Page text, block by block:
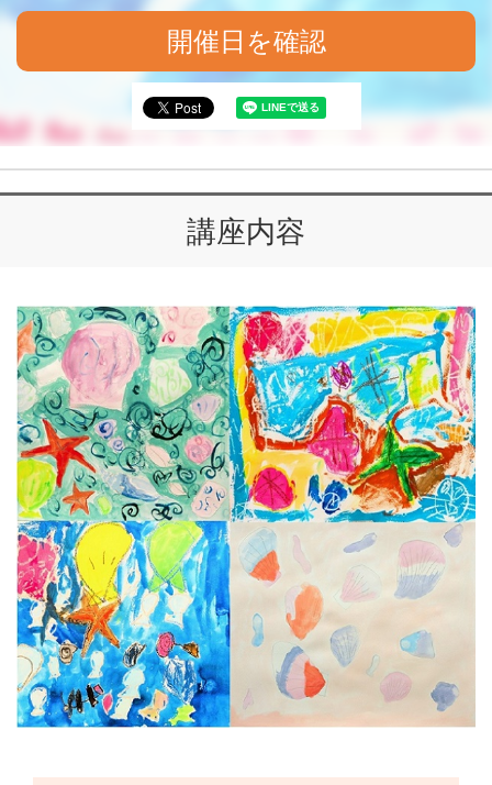
開催日を確認
講座内容